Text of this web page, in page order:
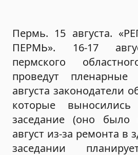
Пермь. 15 августа.
ПЕРМЬ». 16-17
пермского
проведут пленарные
августа законодатели
которые
заседание (оно было
август из-за ремонта в
заседании